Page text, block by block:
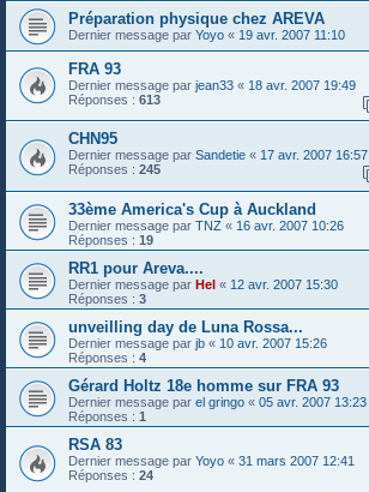
Préparation physique chez AREVA
Dernier message par Yoyo « 19 avr. 2007 11:10
FRA 93
Dernier message par jean33 « 18 avr. 2007 19:49
Réponses : 613
CHN95
Dernier message par Sandetie « 17 avr. 2007 16:57
Réponses : 245
33ème America's Cup à Auckland
Dernier message par TNZ « 16 avr. 2007 10:26
Réponses : 19
RR1 pour Areva....
Dernier message par Hel « 12 avr. 2007 15:30
Réponses : 3
unveilling day de Luna Rossa...
Dernier message par jb « 10 avr. 2007 15:26
Réponses : 4
Gérard Holtz 18e homme sur FRA 93
Dernier message par el gringo « 05 avr. 2007 13:23
Réponses : 1
RSA 83
Dernier message par Yoyo « 31 mars 2007 12:41
Réponses : 24